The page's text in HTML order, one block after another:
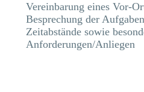
Vereinbarung eines Vor-
Besprechung der
Zeitabstände sowie
Anforderungen/Anliegen